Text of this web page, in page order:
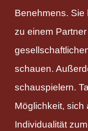
Benehmens. Sie
zu einem
schauen.
schauspielern.
Möglichkeit, sich
Individualität